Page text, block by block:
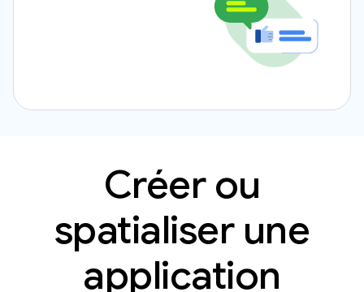
Créer ou
spatialiser une
application